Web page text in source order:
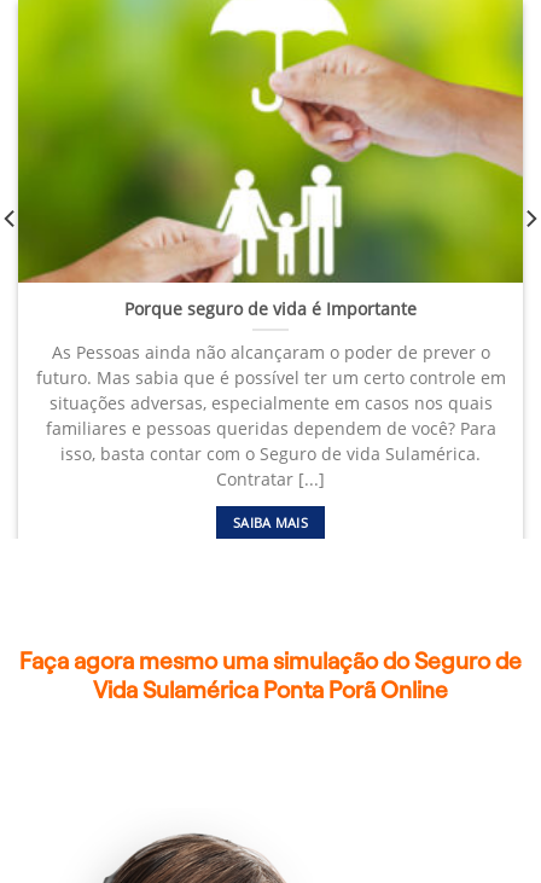
Porque seguro de vida é Importante
As Pessoas ainda não alcançaram o poder de prever o
futuro. Mas sabia que é possível ter um certo controle em
situações adversas, especialmente em casos nos quais
familiares e pessoas queridas dependem de você? Para
isso, basta contar com o Seguro de vida Sulamérica.
Contratar [...]
SAIBA MAIS
Faça agora mesmo uma simulação do Seguro de
Vida Sulamérica Ponta Porã Online